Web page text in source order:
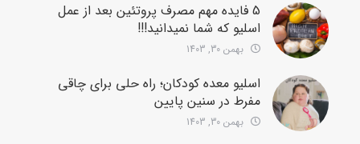
5 فایده مهم مصرف پروتئین بعد از عمل
اسلیو که شما نمیدانید!!!
بهمن 30, 1403
اسلیو معده کودکان؛ راه حلی برای چاقی
مفرط در سنین پایین
بهمن 30, 1403